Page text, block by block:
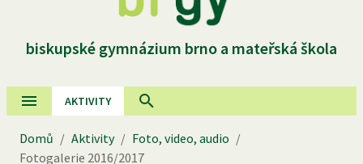
biskupské gymnázium brno a mateřská škola
AKTIVITY
Domů / Aktivity / Foto, video, audio /
Fotogalerie 2016/2017